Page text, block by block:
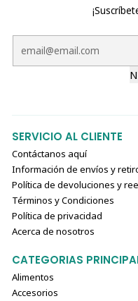
SERVICIO AL CLIENTE
Contáctanos aquí
Información de envíos y
Política de devoluciones y
Términos y Condiciones
Política de privacidad
Acerca de nosotros
CATEGORIAS
Alimentos
Accesorios